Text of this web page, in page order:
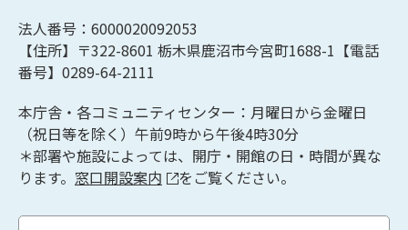
法人番号：6000020092053
【住所】〒322-8601 栃木県鹿沼市今宮町1688-1【電話
番号】0289-64-2111
本庁舎・各コミュニティセンター：月曜日から金曜日
（祝日等を除く）午前9時から午後4時30分
＊部署や施設によっては、開庁・開館の日・時間が異な
ります。 窓口開設案内 をご覧ください。